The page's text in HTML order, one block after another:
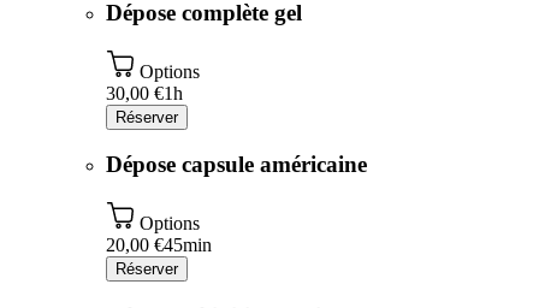
Dépose complète gel
Options
30,00 €1h
Réserver
Dépose capsule américaine
Options
20,00 €45min
Réserver